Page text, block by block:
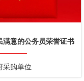
满意的公务员荣誉证书
采购单位